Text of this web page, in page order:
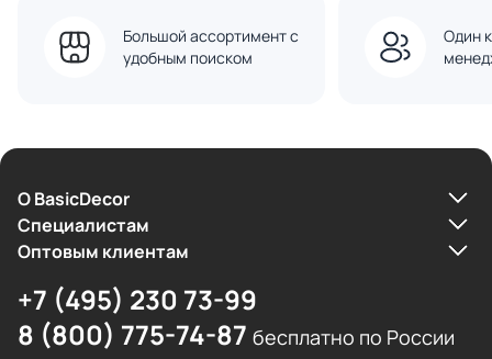
Большой ассортимент с
удобным поиском
Один
О BasicDecor
Cпециалистам
Оптовым клиентам
+7 (495) 230 73-99
8 (800) 775-74-87 бесплатно по России